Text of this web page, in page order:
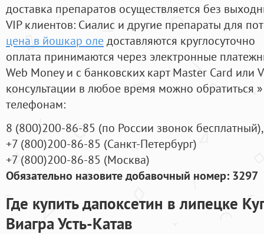
доставка препаратов осуществляется без
VIP клиентов: Сиалис и другие препараты для
цена в йошкар оледоставляются круглосуточно
оплата принимаются через электронные
Web Money и с банковских карт Master Card или
консультации в любое время можно обратиться
телефонам:
8 (800)200-86-85 (по России звонок бесплатный),
+7 (800)200-86-85 (Санкт-Петербург)
+7 (800)200-86-85 (Москва)
Обязательно назовите добавочный номер: 3297
Где купить дапоксетин в липецке
Виагра Усть-Катав